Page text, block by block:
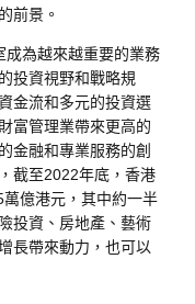
前景。
成為越來越重要的業務
投資視野和戰略規
金流和多元的投資選
富管理業帶來更高的
金融和專業服務的創
截至2022年底，香港
億港元，其中約一半
投資、房地產、藝術
長帶來動力，也可以